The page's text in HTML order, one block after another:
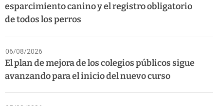
esparcimiento canino y el registro obligatorio
de todos los perros
06/08/2026
El plan de mejora de los colegios públicos sigue
avanzando para el inicio del nuevo curso